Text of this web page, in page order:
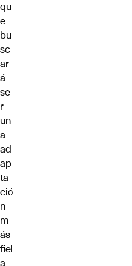
qu
e
bu
sc
ar
á
se
r
un
a
ad
ap
ta
ció
n
m
ás
fiel
a